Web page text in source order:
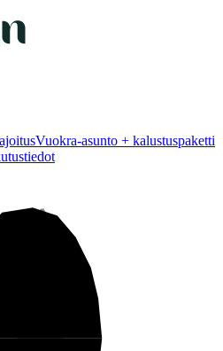
Vuokra-asunto + kalustuspaketti